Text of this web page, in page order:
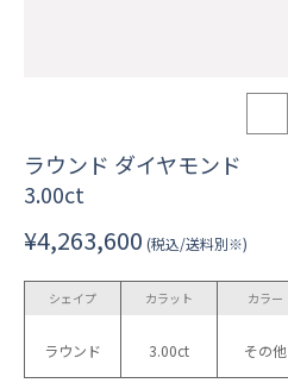
ラウンド ダイヤモンド
3.00ct
¥4,263,600 (税込/送料別※)
シェイプ
ラウンド
カラット
3.00ct
カラー
その他